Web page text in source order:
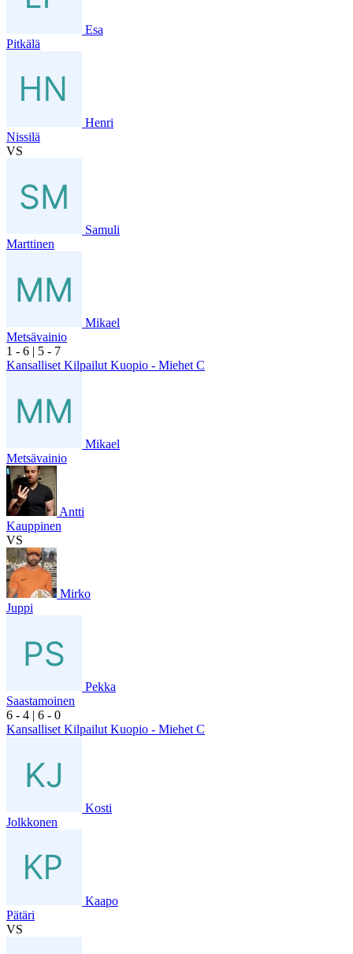
Esa
Pitkälä
Henri
Nissilä
VS
Samuli
Marttinen
Mikael
Metsävainio
1 - 6 | 5 - 7
Kansalliset Kilpailut Kuopio - Miehet C
Mikael
Metsävainio
Antti
Kauppinen
VS
Mirko
Juppi
Pekka
Saastamoinen
6 - 4 | 6 - 0
Kansalliset Kilpailut Kuopio - Miehet C
Kosti
Jolkkonen
Kaapo
Pätäri
VS